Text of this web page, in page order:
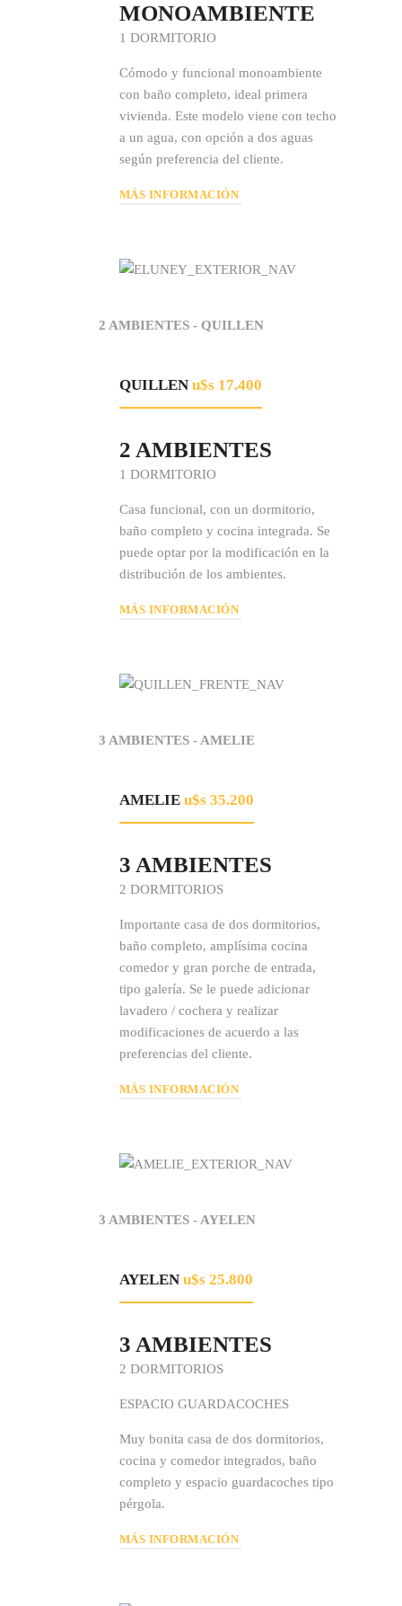
MONOAMBIENTE
1 DORMITORIO
Cómodo y funcional monoambiente
con baño completo, ideal primera
vivienda. Este modelo viene con techo
a un agua, con opción a dos aguas
según preferencia del cliente.
MÁS INFORMACIÓN
2 AMBIENTES - QUILLEN
QUILLEN u$s 17.400
2 AMBIENTES
1 DORMITORIO
Casa funcional, con un dormitorio,
baño completo y cocina integrada. Se
puede optar por la modificación en la
distribución de los ambientes.
MÁS INFORMACIÓN
3 AMBIENTES - AMELIE
AMELIE u$s 35.200
3 AMBIENTES
2 DORMITORIOS
Importante casa de dos dormitorios,
baño completo, amplísima cocina
comedor y gran porche de entrada,
tipo galería. Se le puede adicionar
lavadero / cochera y realizar
modificaciones de acuerdo a las
preferencias del cliente.
MÁS INFORMACIÓN
3 AMBIENTES - AYELEN
AYELEN u$s 25.800
3 AMBIENTES
2 DORMITORIOS
ESPACIO GUARDACOCHES
Muy bonita casa de dos dormitorios,
cocina y comedor integrados, baño
completo y espacio guardacoches tipo
pérgola.
MÁS INFORMACIÓN